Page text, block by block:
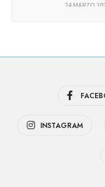
24 MARZO
INSTAGRAM